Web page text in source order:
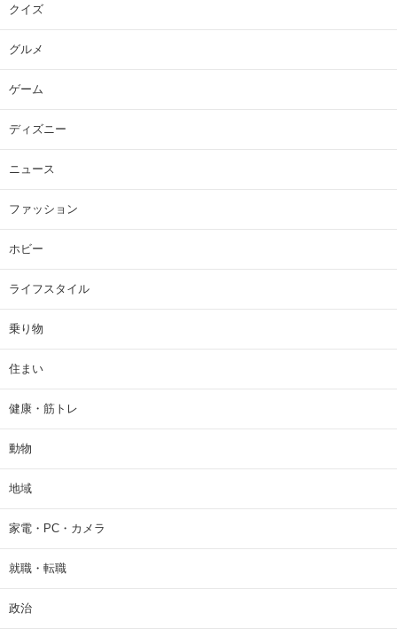
クイズ
グルメ
ゲーム
ディズニー
ニュース
ファッション
ホビー
ライフスタイル
乗り物
住まい
健康・筋トレ
動物
地域
家電・PC・カメラ
就職・転職
政治